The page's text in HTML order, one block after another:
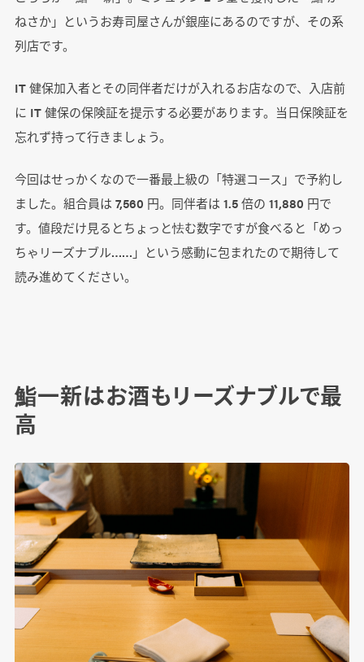
ねさか」というお寿司屋さんが銀座にあるのですが、その系
列店です。
IT 健保加入者とその同伴者だけが入れるお店なので、入店前
に IT 健保の保険証を提示する必要があります。当日保険証を
忘れず持って行きましょう。
今回はせっかくなので一番最上級の「特選コース」で予約し
ました。組合員は 7,560 円。同伴者は 1.5 倍の 11,880 円で
す。値段だけ見るとちょっと怯む数字ですが食べると「めっ
ちゃリーズナブル……」という感動に包まれたので期待して
読み進めてください。
鮨一新はお酒もリーズナブルで最
高